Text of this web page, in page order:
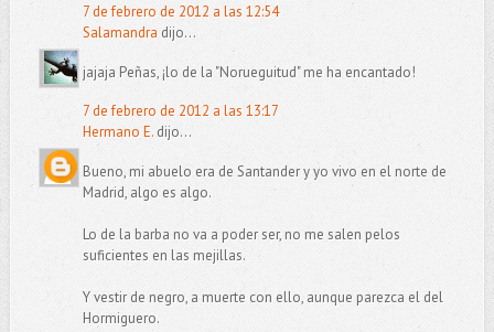
7 de febrero de 2012 a las 12:54
Salamandra dijo...
jajaja Peñas, ¡lo de la "Norueguitud" me ha encantado!
7 de febrero de 2012 a las 13:17
Hermano E.dijo...
Bueno, mi abuelo era de Santander y yo vivo en el norte de
Madrid, algo es algo.
Lo de la barba no va a poder ser, no me salen pelos
suficientes en las mejillas.
Y vestir de negro, a muerte con ello, aunque parezca el del
Hormiguero.